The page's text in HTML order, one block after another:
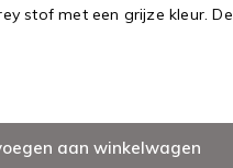
stof met een grijze kleur. De
aan winkelwagen